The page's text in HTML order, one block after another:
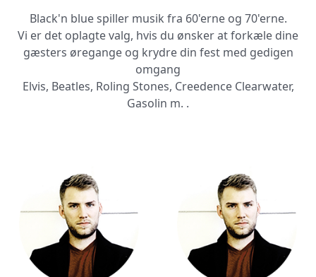
Black'n blue spiller musik fra 60'erne og 70'erne.
Vi er det oplagte valg, hvis du ønsker at forkæle dine
gæsters øregange og krydre din fest med gedigen
omgang
Elvis, Beatles, Roling Stones, Creedence Clearwater,
Gasolin m. .